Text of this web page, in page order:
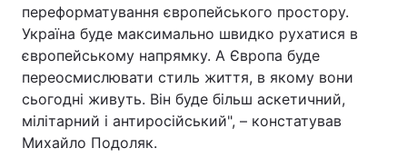
переформатування європейського простору.
Україна буде максимально швидко рухатися в
європейському напрямку. А Європа буде
переосмислювати стиль життя, в якому вони
сьогодні живуть. Він буде більш аскетичний,
мілітарний і антиросійський", – констатував
Михайло Подоляк.